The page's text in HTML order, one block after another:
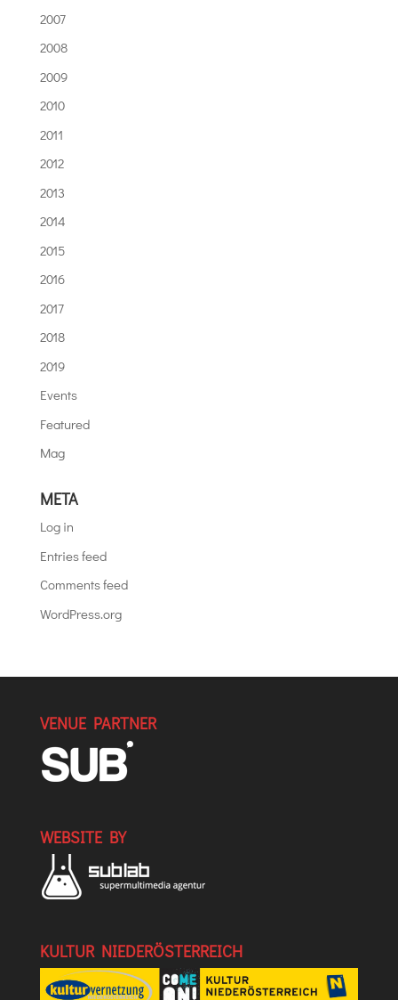
2007
2008
2009
2010
2011
2012
2013
2014
2015
2016
2017
2018
2019
Events
Featured
Mag
META
Log in
Entries feed
Comments feed
WordPress.org
VENUE PARTNER
WEBSITE BY
KULTUR NIEDERÖSTERREICH